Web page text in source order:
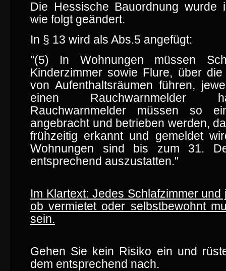
Die Hessische Bauordnung wurde
wie folgt geändert.
In § 13 wird als Abs.5 angefügt:
"(5) In Wohnungen müssen
Kinderzimmer sowie Flure, über die
von Aufenthaltsräumen führen,
einen Rauchwarnmelder
Rauchwarnmelder müssen so
angebracht und betrieben werden,
frühzeitig erkannt und gemeldet
Wohnungen sind bis zum 31.
entsprechend auszustatten."
Im Klartext: Jedes Schlafzimmer und
ob vermietet oder selbstbewohnt
sein.
Gehen Sie kein Risiko ein und
dem entsprechend nach.